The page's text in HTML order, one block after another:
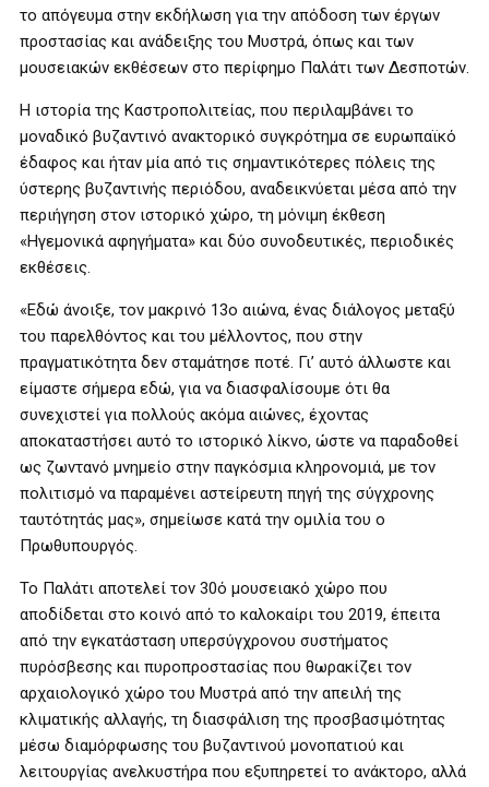
το απόγευμα στην εκδήλωση για την απόδοση των έργων
προστασίας και ανάδειξης του Μυστρά, όπως και των
μουσειακών εκθέσεων στο περίφημο Παλάτι των Δεσποτών.
Η ιστορία της Καστροπολιτείας, που περιλαμβάνει το
μοναδικό βυζαντινό ανακτορικό συγκρότημα σε ευρωπαϊκό
έδαφος και ήταν μία από τις σημαντικότερες πόλεις της
ύστερης βυζαντινής περιόδου, αναδεικνύεται μέσα από την
περιήγηση στον ιστορικό χώρο, τη μόνιμη έκθεση
«Ηγεμονικά αφηγήματα» και δύο συνοδευτικές, περιοδικές
εκθέσεις.
«Εδώ άνοιξε, τον μακρινό 13ο αιώνα, ένας διάλογος μεταξύ
του παρελθόντος και του μέλλοντος, που στην
πραγματικότητα δεν σταμάτησε ποτέ. Γι’ αυτό άλλωστε και
είμαστε σήμερα εδώ, για να διασφαλίσουμε ότι θα
συνεχιστεί για πολλούς ακόμα αιώνες, έχοντας
αποκαταστήσει αυτό το ιστορικό λίκνο, ώστε να παραδοθεί
ως ζωντανό μνημείο στην παγκόσμια κληρονομιά, με τον
πολιτισμό να παραμένει αστείρευτη πηγή της σύγχρονης
ταυτότητάς μας», σημείωσε κατά την ομιλία του ο
Πρωθυπουργός.
Το Παλάτι αποτελεί τον 30ό μουσειακό χώρο που
αποδίδεται στο κοινό από το καλοκαίρι του 2019, έπειτα
από την εγκατάσταση υπερσύγχρονου συστήματος
πυρόσβεσης και πυροπροστασίας που θωρακίζει τον
αρχαιολογικό χώρο του Μυστρά από την απειλή της
κλιματικής αλλαγής, τη διασφάλιση της προσβασιμότητας
μέσω διαμόρφωσης του βυζαντινού μονοπατιού και
λειτουργίας ανελκυστήρα που εξυπηρετεί το ανάκτορο, αλλά